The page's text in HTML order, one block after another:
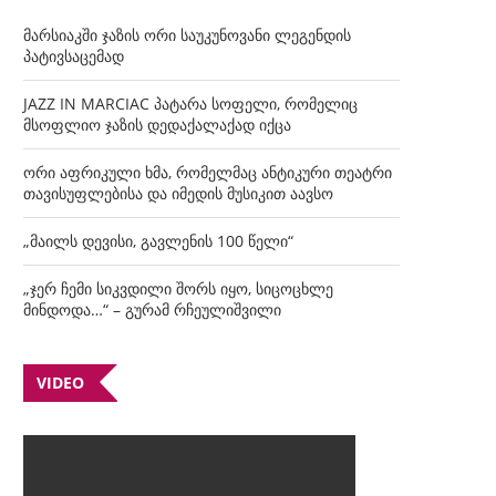
მარსიაკში ჯაზის ორი საუკუნოვანი ლეგენდის
პატივსაცემად
JAZZ IN MARCIAC პატარა სოფელი, რომელიც
მსოფლიო ჯაზის დედაქალაქად იქცა
ორი აფრიკული ხმა, რომელმაც ანტიკური თეატრი
თავისუფლებისა და იმედის მუსიკით აავსო
„მაილს დევისი, გავლენის 100 წელი“
„ჯერ ჩემი სიკვდილი შორს იყო, სიცოცხლე
მინდოდა…“ – გურამ რჩეულიშვილი
VIDEO